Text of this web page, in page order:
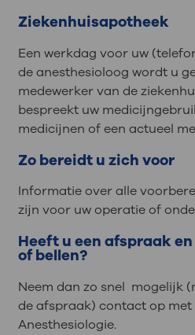
Ziekenhuisapotheek
Een werkdag voor uw
de anesthesioloog wordt u
medewerker van de
bespreekt uw
medicijnen of een actueel
Zo bereidt u zich voor
Informatie over alle
zijn voor uw operatie of
Heeft u een afspraak
of bellen?
Neem dan zo snel mogelijk
de afspraak) contact op met
Anesthesiologie.